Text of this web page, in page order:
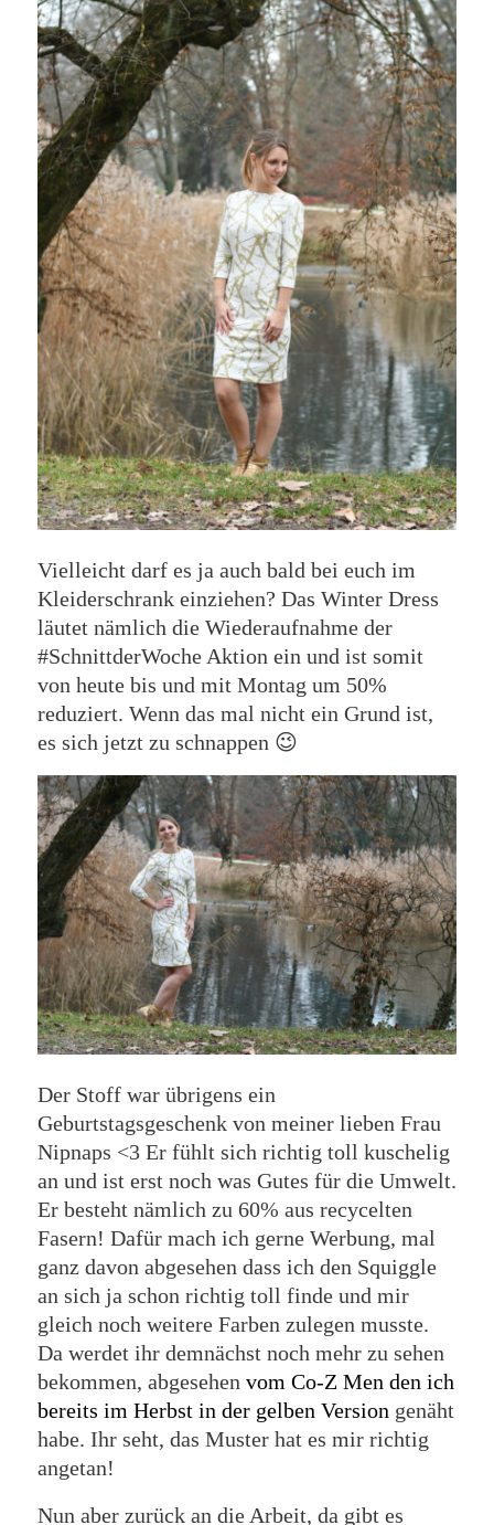
Vielleicht darf es ja auch bald bei euch im
Kleiderschrank einziehen? Das Winter Dress
läutet nämlich die Wiederaufnahme der
#SchnittderWoche Aktion ein und ist somit
von heute bis und mit Montag um 50%
reduziert. Wenn das mal nicht ein Grund ist,
es sich jetzt zu schnappen 😉
Der Stoff war übrigens ein
Geburtstagsgeschenk von meiner lieben Frau
Nipnaps <3 Er fühlt sich richtig toll kuschelig
an und ist erst noch was Gutes für die Umwelt.
Er besteht nämlich zu 60% aus recycelten
Fasern! Dafür mach ich gerne Werbung, mal
ganz davon abgesehen dass ich den Squiggle
an sich ja schon richtig toll finde und mir
gleich noch weitere Farben zulegen musste.
Da werdet ihr demnächst noch mehr zu sehen
bekommen, abgesehen vom Co-Z Men den ich
bereits im Herbst in der gelben Versiongenäht
habe. Ihr seht, das Muster hat es mir richtig
angetan!
Nun aber zurück an die Arbeit, da gibt es